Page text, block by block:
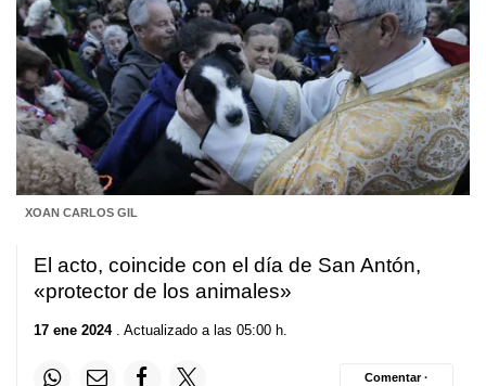
XOAN CARLOS GIL
El acto, coincide con el día de San Antón,
«protector de los animales»
17 ene 2024. Actualizado a las 05:00 h.
Comentar ·